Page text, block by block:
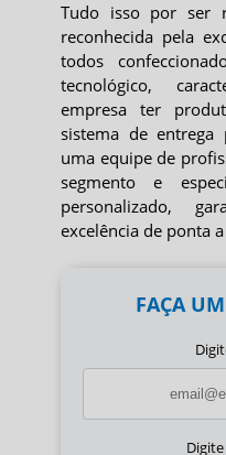
Tudo isso por ser
reconhecida pela
todos
tecnológico,
empresa ter
sistema de
uma equipe de
segmento e
personalizado,
excelência de ponta
FAÇA